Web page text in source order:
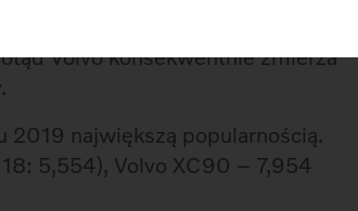
o 8,1%, w Chinach o 7,3%, w USA
Volvo konsekwentnie zmierza
2019 największą popularnością.
5,554), Volvo XC90 – 7,954